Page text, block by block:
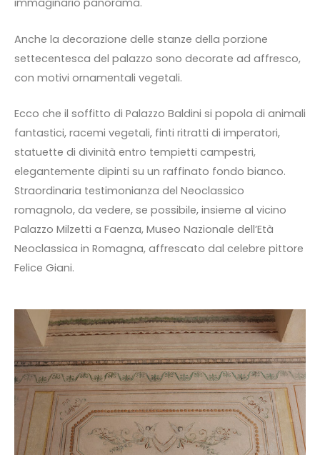
immaginario panorama.
Anche la decorazione delle stanze della porzione
settecentesca del palazzo sono decorate ad affresco,
con motivi ornamentali vegetali.
Ecco che il soffitto di Palazzo Baldini si popola di animali
fantastici, racemi vegetali, finti ritratti di imperatori,
statuette di divinità entro tempietti campestri,
elegantemente dipinti su un raffinato fondo bianco.
Straordinaria testimonianza del Neoclassico
romagnolo, da vedere, se possibile, insieme al vicino
Palazzo Milzetti a Faenza, Museo Nazionale dell’Età
Neoclassica in Romagna, affrescato dal celebre pittore
Felice Giani.